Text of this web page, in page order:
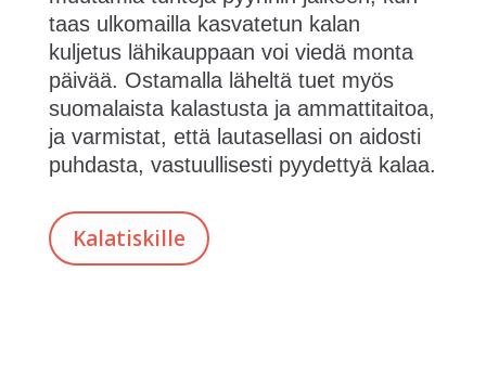
taas ulkomailla kasvatetun kalan
kuljetus lähikauppaan voi viedä monta
päivää. Ostamalla läheltä tuet myös
suomalaista kalastusta ja ammattitaitoa,
ja varmistat, että lautasellasi on aidosti
puhdasta, vastuullisesti pyydettyä kalaa.
Kalatiskille